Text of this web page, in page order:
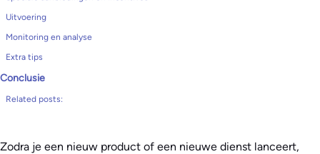
Uitvoering
Monitoring en analyse
Extra tips
Conclusie
Related posts:
Zodra je een nieuw product of een nieuwe dienst lanceert,